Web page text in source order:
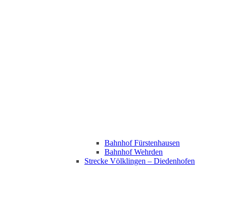
Bahnhof Fürstenhausen
Bahnhof Wehrden
Strecke Völklingen – Diedenhofen